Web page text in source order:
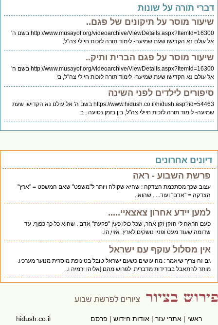
תורה על שונות
מוסר על תיקונים של פגם..
http://www.musayof.org/videoarchive/ViewDetails.aspx?ItemId=16300 בשם ה'
עולם נא הקדישו שעת שמיעה- לימוד תורה לזכות חיילי צה"ל,
מוסר על פגם הברית ותיק..
http://www.musayof.org/videoarchive/ViewDetails.aspx?ItemId=16300 בשם ה'
עולם נא הקדישו שעת שמיעה- לימוד תורה לזכות חיילי צה"ל, בי
לילדים לפני השינה
https://www.hidush.co.il/hidush.asp?id=54463 בשם ה' אל עולם נא הקדישו שעת
לימוד תורה לזכות חיילי צה"ל, בין בזמן נסיעה , ב
אחרונים
פרשת השבוע - ראה
עצוב שכך מסתכמת הצדקה : שהיא שקולה ויותר ל"משפט" שאם המשפט = "ארץ"
הצדקה = "אדם" ועוד... . שהוא..
למען יידע אחרון צאצאיי.....
פעם הראה לי הזקן זקן אחר, שכל כולו כעין "פקעת" אדם . שהוא כל כך כפוף. עד
שדומה שעוד מעט ופניו נושקים לארץ. אזיי,הו..
אין מסלול עוקף עם ישראל
גם זה צריך שיאמר : מה עושים כשעם ישראל טובל בטינופת מוסרית מנוער מערכיו.
מותר להתאבל בבדידות מדברית. לפרוש מהם [אליהו ירמיה ו..
ראשי|אתרי עזר|אודות חידוש|פרסם
hidush.co.il